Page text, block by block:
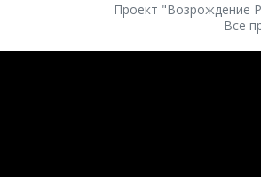
Проект "Возрождение
Все